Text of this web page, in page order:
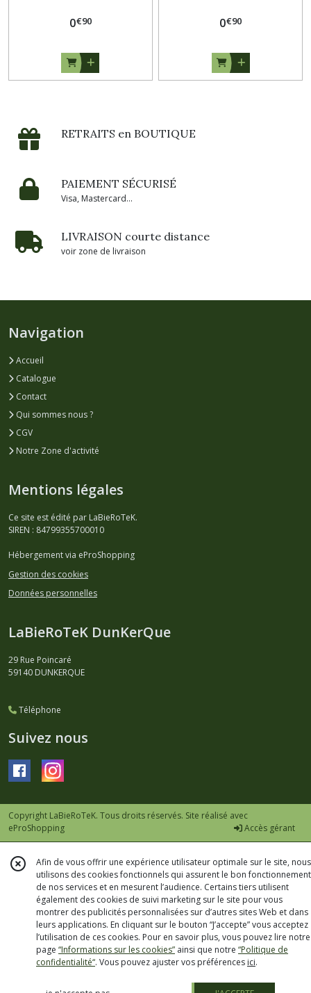
0€90 0€90
RETRAITS en BOUTIQUE
PAIEMENT SÉCURISÉ
Visa, Mastercard...
LIVRAISON courte distance
voir zone de livraison
Navigation
Accueil
Catalogue
Contact
Qui sommes nous ?
CGV
Notre Zone d'activité
Mentions légales
Ce site est édité par LaBieRoTeK.
SIREN : 84799355700010
Hébergement via eProShopping
Gestion des cookies
Données personnelles
LaBieRoTeK DunKerQue
29 Rue Poincaré
59140 DUNKERQUE
Téléphone
Suivez nous
Copyright LaBieRoTeK. Tous droits réservés. Site réalisé avec
eProShopping
Accès gérant
Afin de vous offrir une expérience utilisateur optimale sur le site, nous
utilisons des cookies fonctionnels qui assurent le bon fonctionnement
de nos services et en mesurent l’audience. Certains tiers utilisent
également des cookies de suivi marketing sur le site pour vous
montrer des publicités personnalisées sur d’autres sites Web et dans
leurs applications. En cliquant sur le bouton “J’accepte” vous acceptez
l’utilisation de ces cookies. Pour en savoir plus, vous pouvez lire notre
page “Informations sur les cookies” ainsi que notre “Politique de
confidentialité“. Vous pouvez ajuster vos préférences ici.